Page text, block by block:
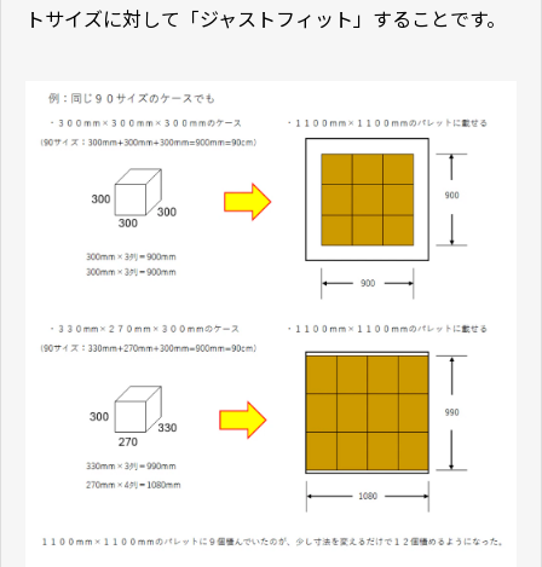
トサイズに対して「ジャストフィット」することです。